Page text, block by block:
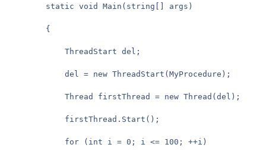
		static void Main(string[] args)
		{
			ThreadStart del;
			del = new ThreadStart(MyProcedure);
			firstThread.Start();
			for (int i = 0; i <= 100; ++i)